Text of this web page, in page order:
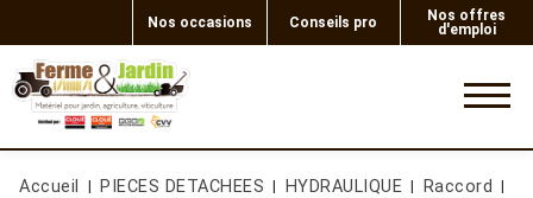
Nos occasions Conseils pro
Nos offres
d'emploi
Accueil PIECES DETACHEES HYDRAULIQUE Raccord